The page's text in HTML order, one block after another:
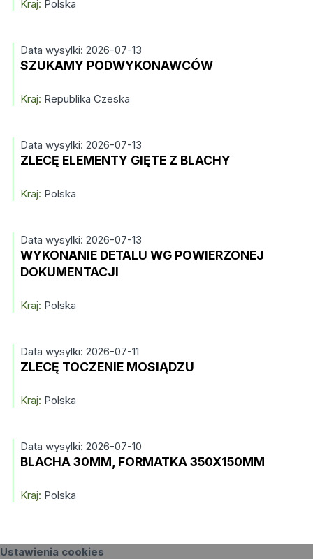
Kraj: Polska
Data wysylki: 2026-07-13
SZUKAMY PODWYKONAWCÓW
Kraj: Republika Czeska
Data wysylki: 2026-07-13
ZLECĘ ELEMENTY GIĘTE Z BLACHY
Kraj: Polska
Data wysylki: 2026-07-13
WYKONANIE DETALU WG POWIERZONEJ
DOKUMENTACJI
Kraj: Polska
Data wysylki: 2026-07-11
ZLECĘ TOCZENIE MOSIĄDZU
Kraj: Polska
Data wysylki: 2026-07-10
BLACHA 30MM, FORMATKA 350X150MM
Kraj: Polska
Ustawienia cookies